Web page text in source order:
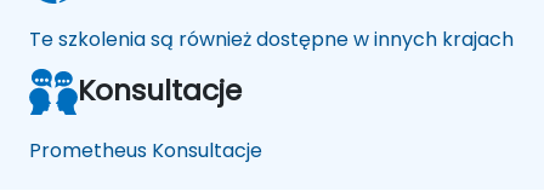
Te szkolenia są również dostępne w innych krajach
Konsultacje
Prometheus Konsultacje